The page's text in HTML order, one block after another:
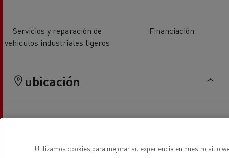
Servicios y reparación de
vehiculos industriales ligeros
Financiación
ubicación
Utilizamos cookies para mejorar su experiencia en nuestro sitio